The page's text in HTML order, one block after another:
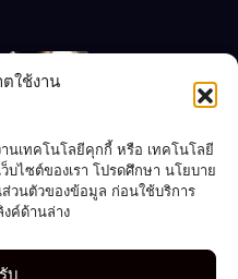
ใช้งาน
นเทคโนโลยีคุกกี้ หรือ เทคโนโลยี
ไซต์ของเรา โปรดศึกษา นโยบาย
วนตัวของข้อมูล ก่อนใช้บริการ
งค์ด้านล่าง
บ
หญิง 12 ขวบ
แต่งงานกับ
ชายวัย 70
เจ้าของคาร์
แคร์เผย
ประสบการณ์
รับล้างรถเก็บ